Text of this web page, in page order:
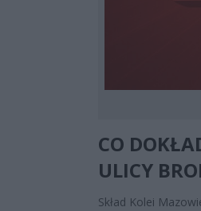
CO
ULICY
Skład Kolei